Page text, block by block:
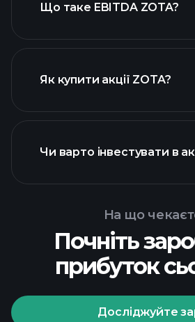
Що таке EBITDA ZOTA?
фінансових звітах ZOTA
Як купити акції ZOTA?
Playtrade
брокера
Чи варто інвестувати в
На що
Почніть
прибуток
Досліджуйте